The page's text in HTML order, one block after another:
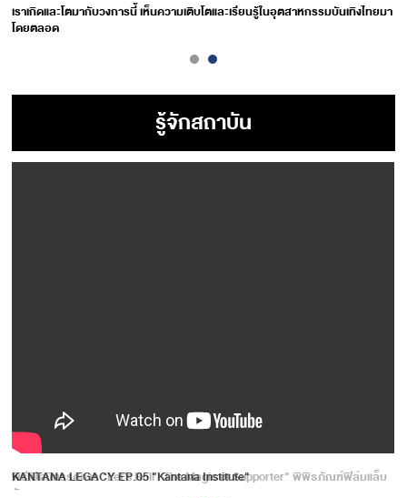
เราเกิดและโตมากับวงการนี้ เห็นความเติบโตและเรียนรู้ในอุตสาหกรรมบันเทิงไทยมา
โดยตลอด
รู้จักสถาบัน
KANTANA LEGACY EP.05 "Kantana Institute"